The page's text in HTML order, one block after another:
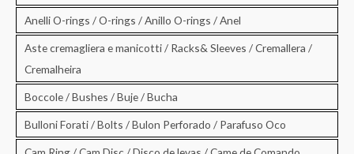
Anelli O-rings / O-rings / Anillo O-rings / Anel
Aste cremagliera e manicotti / Racks& Sleeves / Cremallera /
Cremalheira
Boccole / Bushes / Buje / Bucha
Bulloni Forati / Bolts / Bulon Perforado / Parafuso Oco